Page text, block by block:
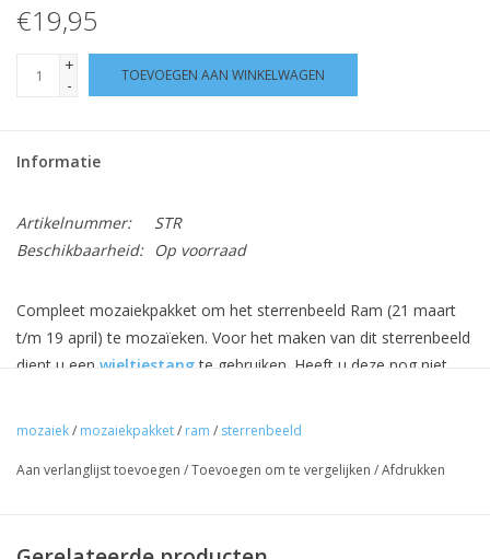
€19,95
+
-
TOEVOEGEN AAN WINKELWAGEN
Informatie
Artikelnummer:
STR
Beschikbaarheid:
Op voorraad
Compleet mozaiekpakket om het sterrenbeeld Ram (21 maart
t/m 19 april) te mozaïeken. Voor het maken van dit sterrenbeeld
dient u een wieltjestangte gebruiken. Heeft u deze nog niet,
ondergrond, lijm en voegsel) en eengratis pincetvoor de
mozaiek/ mozaiekpakket/ ram / sterrenbeeld
Aan verlanglijst toevoegen /Toevoegen om te vergelijken /Afdrukken